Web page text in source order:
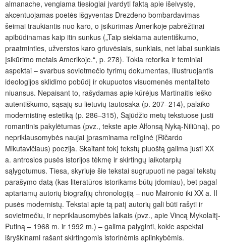
almanache, vengiama tiesiogiai įvardyti faktą apie išeivystę,
akcentuojamas poetės išgyventas Drezdeno bombardavimas
šeimai traukiantis nuo karo, o įsikūrimas Amerikoje pabrėžtinai
apibūdinamas kaip itin sunkus („Taip siekiama autentiškumo,
praatminties, užverstos karo griuvėsiais, sunkiais, net labai sunkiais
įsikūrimo metais Amerikoje.“, p. 278). Tokia retorika ir teminiai
aspektai – svarbus sovietmečio tyrimų dokumentas, iliustruojantis
ideologijos sklidimo pobūdį ir okupuotos visuomenės mentaliteto
niuansus. Nepaisant to, rašydamas apie kūrėjus Martinaitis ieško
autentiškumo, sąsajų su lietuvių tautosaka (p. 207–214), palaiko
modernistinę estetiką (p. 286–315), Sąjūdžio metų tekstuose justi
romantinis pakylėtumas (pvz., tekste apie Alfonsą Nyką-Niliūną), po
nepriklausomybės naujai įprasminama religinė (Ričardo
Mikutavičiaus) poezija. Skaitant tokį tekstų pluoštą galima justi XX
a. antrosios pusės istorijos tėkmę ir skirtingų laikotarpių
sąlygotumus. Tiesa, skyriuje šie tekstai sugrupuoti ne pagal tekstų
parašymo datą (kas literatūros istorikams būtų įdomiau), bet pagal
aptariamų autorių biografijų chronologiją – nuo Maironio iki XX a. II
pusės modernistų. Tekstai apie tą patį autorių gali būti rašyti ir
sovietmečiu, ir nepriklausomybės laikais (pvz., apie Vincą Mykolaitį-
Putiną – 1968 m. ir 1992 m.) – galima palyginti, kokie aspektai
išryškinami rašant skirtingomis istorinėmis aplinkybėmis.